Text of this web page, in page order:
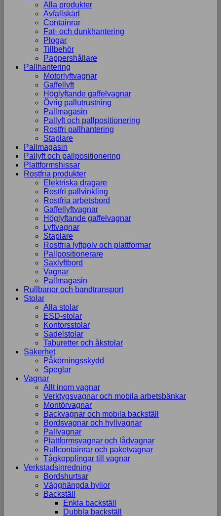
Alla produkter
Avfallskärl
Containrar
Fat- och dunkhantering
Plogar
Tillbehör
Pappershållare
Pallhantering
Motorlyftvagnar
Gaffellyft
Höglyftande gaffelvagnar
Övrig pallutrustning
Pallmagasin
Pallyft och pallpositionering
Rostfri pallhantering
Staplare
Pallmagasin
Pallyft och pallpositionering
Plattformshissar
Rostfria produkter
Elektriska dragare
Rostfri pallvinkling
Rostfria arbetsbord
Gaffellyftvagnar
Höglyftande gaffelvagnar
Lyftvagnar
Staplare
Rostfria lyftgolv och plattformar
Pallpositionerare
Saxlyftbord
Vagnar
Pallmagasin
Rullbanor och bandtransport
Stolar
Alla stolar
ESD-stolar
Kontorsstolar
Sadelstolar
Taburetter och åkstolar
Säkerhet
Påkörningsskydd
Speglar
Vagnar
Allt inom vagnar
Verktygsvagnar och mobila arbetsbänkar
Montörvagnar
Backvagnar och mobila backställ
Bordsvagnar och hyllvagnar
Pallvagnar
Plattformsvagnar och lådvagnar
Rullcontainrar och paketvagnar
Tågkopplingar till vagnar
Verkstadsinredning
Bordshurtsar
Vägghängda hyllor
Backställ
Enkla backställ
Dubbla backställ